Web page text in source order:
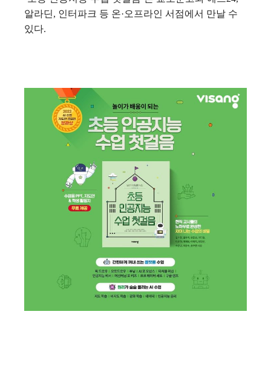
알라딘, 인터파크 등 온·오프라인 서점에서 만날 수
있다.